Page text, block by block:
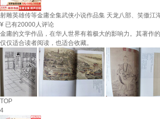
射雕英雄传等金庸全集武侠小说作品集 天龙八部、笑傲
¥ 已有20000人评论
金庸的文学作品，在华人世界有着极大的影响力。其著作
仅仅适合读者阅读，也适合收藏。
TOP
4